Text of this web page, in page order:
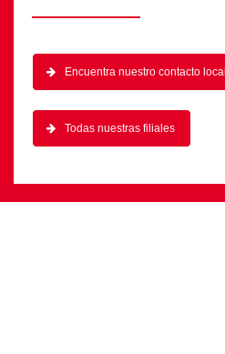
Encuentra nuestro contacto local
Todas nuestras filiales